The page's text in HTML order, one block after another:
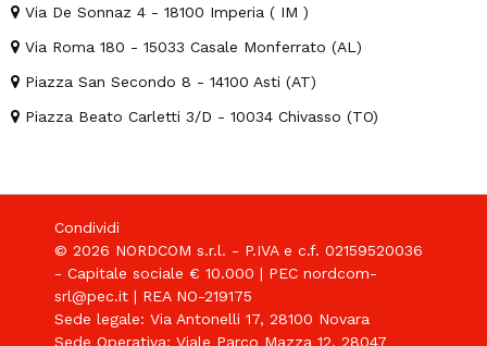
Via De Sonnaz 4 - 18100 Imperia ( IM )
Via Roma 180 - 15033 Casale Monferrato (AL)
Piazza San Secondo 8 - 14100 Asti (AT)
Piazza Beato Carletti 3/D - 10034 Chivasso (TO)
Condividi
© 2026 NORDCOM s.r.l. - P.IVA e c.f. 02159520036
- Capitale sociale € 10.000 | PEC nordcom-
srl@pec.it | REA NO-219175
Sede legale: Via Antonelli 17, 28100 Novara
Sede Operativa: Viale Parco Mazza 12, 28047